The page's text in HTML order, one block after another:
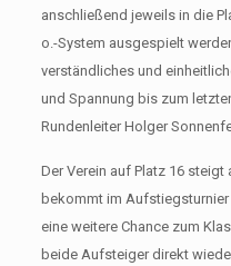
anschließend jeweils in die
o.-System ausgespielt
verständliches und
und Spannung bis zum
Rundenleiter Holger
Der Verein auf Platz 16
bekommt im
eine weitere Chance zum
beide Aufsteiger direkt